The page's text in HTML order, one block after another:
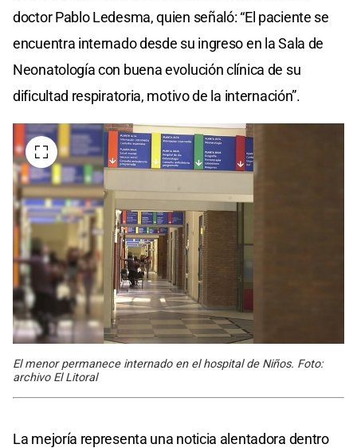
doctor Pablo Ledesma, quien señaló: “El paciente se
encuentra internado desde su ingreso en la Sala de
Neonatología con buena evolución clínica de su
dificultad respiratoria, motivo de la internación”.
El menor permanece internado en el hospital de Niños. Foto:
archivo El Litoral
La mejoría representa una noticia alentadora dentro